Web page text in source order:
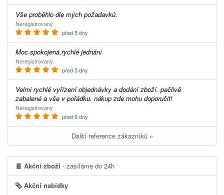
Vše proběhlo dle mých požadavků.
Neregistrovaný
před 5 dny
Moc spokojená,rychlé jednání
Neregistrovaný
před 5 dny
Velmi rychlé vyřízení objednávky a dodání zboží. pečlivě
zabalené a vše v pořádku. nákup zde mohu doporučit!
Neregistrovaný
před 6 dny
Další reference zákazníků »
Akční zboží - zasíláme do 24h
Akční nabídky